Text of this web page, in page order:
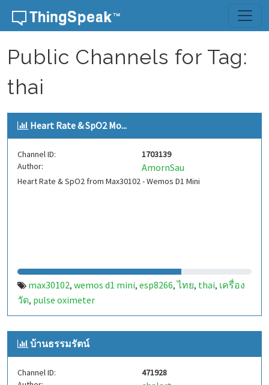
Skip to content
Public Channels for Tag:
thai
Heart Rate & SpO2 Mo...
Channel ID:
1703139
Author:
AmornSau
Heart Rate & SpO2 from Max30102 - Wemos D1 Mini
max30102, wemos d1 mini, esp8266,ไทย, thai, เครื่อง
วัด, pulse oximeter
บ้านธรรมรัตน์
Channel ID:
471928